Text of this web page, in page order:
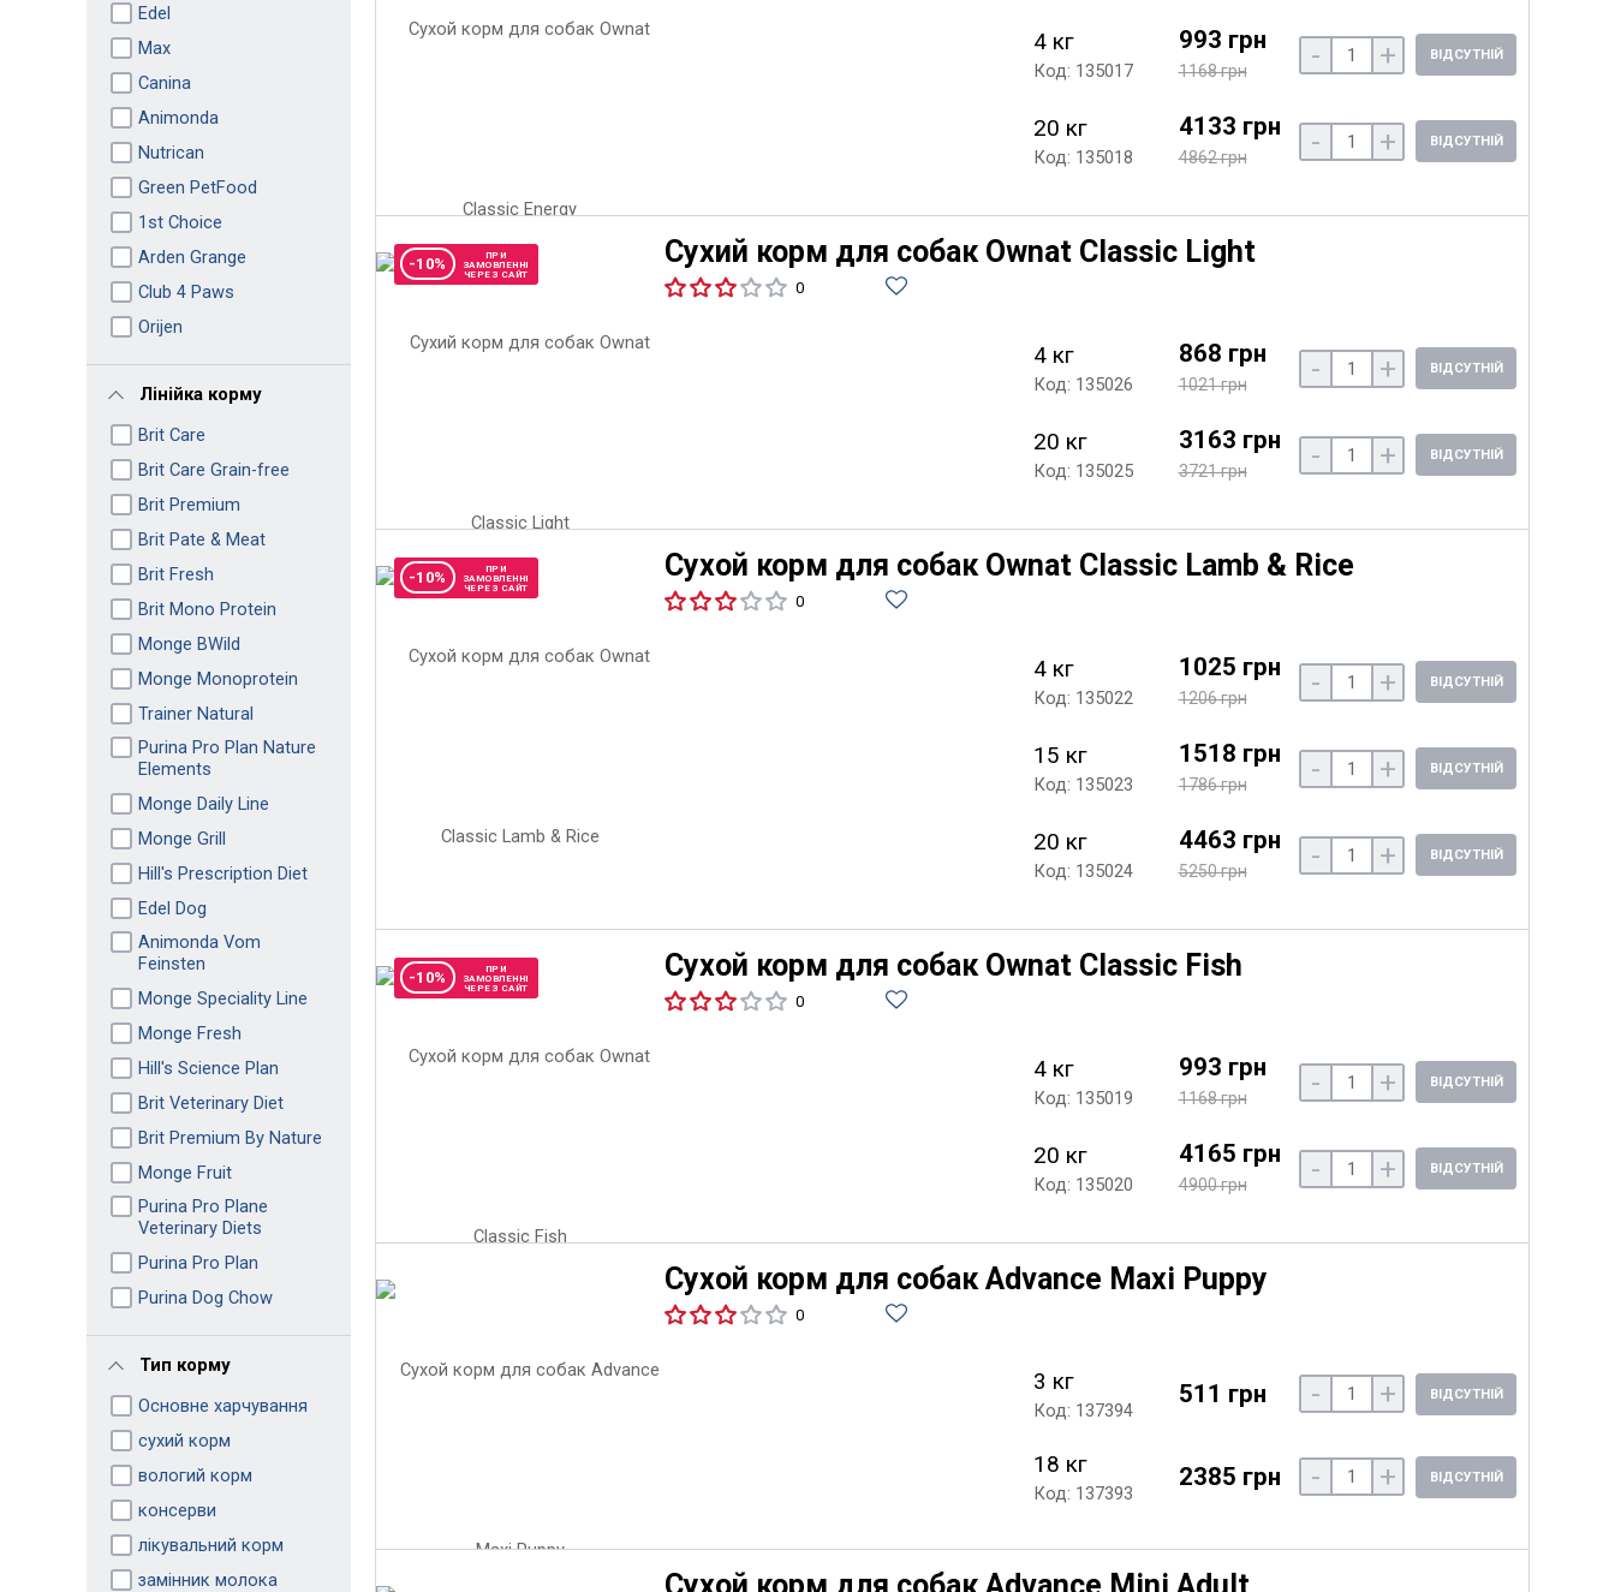
Edel
Max
Canina
Animonda
Nutrican
Green PetFood
1st Choice
Arden Grange
Club 4 Paws
Orijen
Лінійка корму
Brit Care
Brit Care Grain-free
Brit Premium
Brit Pate & Meat
Brit Fresh
Brit Mono Protein
Monge BWild
Monge Monoprotein
Trainer Natural
Purina Pro Plan Nature
Elements
Monge Daily Line
Monge Grill
Hill's Prescription Diet
Edel Dog
Animonda Vom
Feinsten
Monge Speciality Line
Monge Fresh
Hill's Science Plan
Brit Veterinary Diet
Brit Premium By Nature
Monge Fruit
Purina Pro Plane
Veterinary Diets
Purina Pro Plan
Purina Dog Chow
Тип корму
Основне харчування
сухий корм
вологий корм
консерви
лікувальний корм
замінник молока
4 кг
Код: 135017
993 грн
1168 грн - + ВІДСУТНІЙ
20 кг
Код: 135018
4133 грн
4862 грн - + ВІДСУТНІЙ
-10%
ПРИ
ЗАМОВЛЕННІ
ЧЕРЕЗ САЙТ
Сухий корм для собак Ownat Classic Light
0
4 кг
Код: 135026
868 грн
1021 грн - + ВІДСУТНІЙ
20 кг
Код: 135025
3163 грн
3721 грн - + ВІДСУТНІЙ
-10%
ПРИ
ЗАМОВЛЕННІ
ЧЕРЕЗ САЙТ
Сухой корм для собак Ownat Classic Lamb & Rice
0
4 кг
Код: 135022
1025 грн
1206 грн - + ВІДСУТНІЙ
15 кг
Код: 135023
1518 грн
1786 грн - + ВІДСУТНІЙ
20 кг
Код: 135024
4463 грн
5250 грн - + ВІДСУТНІЙ
-10%
ПРИ
ЗАМОВЛЕННІ
ЧЕРЕЗ САЙТ
Сухой корм для собак Ownat Classic Fish
0
4 кг
Код: 135019
993 грн
1168 грн - + ВІДСУТНІЙ
20 кг
Код: 135020
4165 грн
4900 грн - + ВІДСУТНІЙ
Сухой корм для собак Advance Maxi Puppy
0
3 кг
Код: 137394
511 грн - + ВІДСУТНІЙ
18 кг
Код: 137393
2385 грн - + ВІДСУТНІЙ
Сухой корм для собак Advance Mini Adult